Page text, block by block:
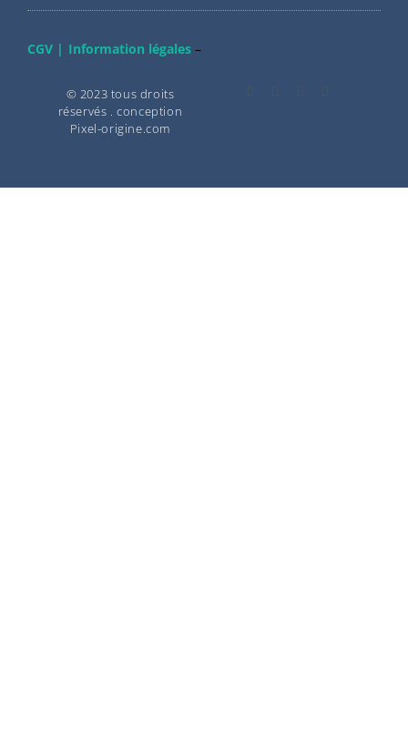
CGV | Information légales–
© 2023 tous droits
réservés . conception
Pixel-origine.com